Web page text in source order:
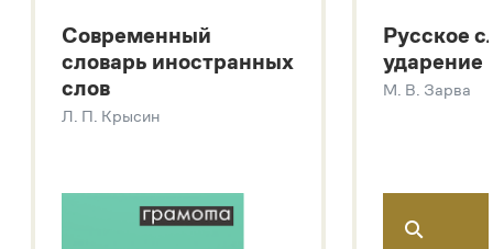
Большой толковый словарь русских глаголов
Современный словарь иностранных слов
Звук – технология синтеза платформы
SaluteSpeech
Современный
словарь иностранных
слов
Л. П. Крысин
Русское
ударение
М. В. Зарва